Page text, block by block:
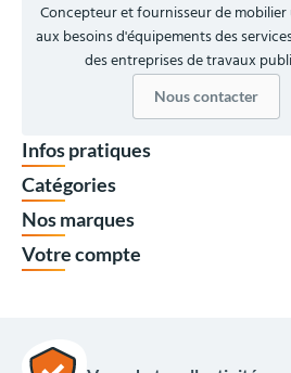
Concepteur et fournisseur de
aux besoins d'équipements des
des entreprises de travaux
Nous contacter
Infos pratiques
Catégories
Nos marques
Votre compte